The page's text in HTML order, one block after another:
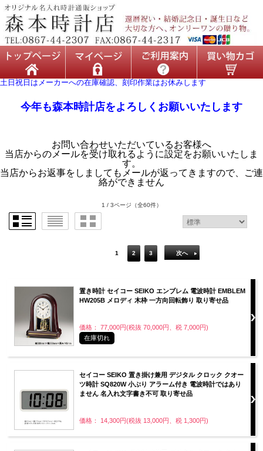
土日祝日はメーカーへの在庫確認、刻印作業はお休みします
今年も森本時計店をよろしくお願いいたします
お問い合わせいただいているお客様へ
当店からのメールを受け取れるように設定をお願いいたしま
す。
当店からお返事をしましてもメールが返ってきますので、ご連
絡ができません
1 / 3ページ （全60件）
1 2 3 次へ
置き時計 セイコー SEIKO エンブレム 電波時計 EMBLEM
HW205B メロディ 木枠 一方向回転飾り 取り寄せ品
価格： 77,000円(税抜 70,000円、税 7,000円)
在庫切れ
セイコー SEIKO 置き掛け兼用 デジタル クロック クオー
ツ時計 SQ820W 小ぶり アラーム付き 電波時計ではあり
ません 名入れ文字書き不可 取り寄せ品
価格： 14,300円(税抜 13,000円、税 1,300円)